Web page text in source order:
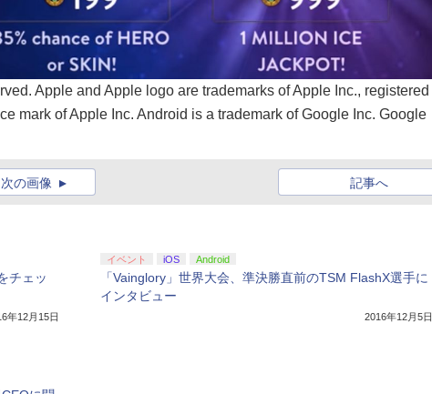
Apple and Apple logo are trademarks of Apple Inc.,
mark of Apple Inc. Android is a trademark of Google Inc. Google
記事へ
次の画像
チェッ
年12月15日
イベント iOS Android
「Vainglory」世界大会、準決勝直前のTSM FlashX選手に
インタビュー
2016年12月5日